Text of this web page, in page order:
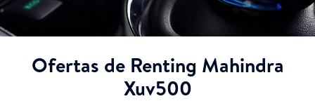
Ofertas de Renting Mahindra
Xuv500